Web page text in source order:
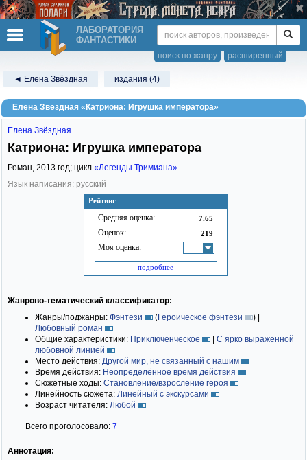
ЛАБОРАТОРИЯ
ФАНТАСТИКИ
расширенный
поиск по жанру
◄ Елена Звёздная издания (4)
Елена Звёздная «Катриона: Игрушка императора»
Рейтинг
Средняя оценка: 7.65
Оценок: 219
Моя оценка: -
подробнее
Елена Звёздная
Катриона: Игрушка императора
Роман, 2013 год; цикл «Легенды Тримиана»
Язык написания: русский
Жанрово-тематический классификатор:
Жанры/поджанры: Фэнтези (Героическое фэнтези ) |
Любовный роман
Общие характеристики: Приключенческое | С ярко выраженной
любовной линией
Место действия: Другой мир, не связанный с нашим
Время действия: Неопределённое время действия
Сюжетные ходы: Становление/взросление героя
Линейность сюжета: Линейный с экскурсами
Возраст читателя: Любой
Всего проголосовало: 7
Аннотация: